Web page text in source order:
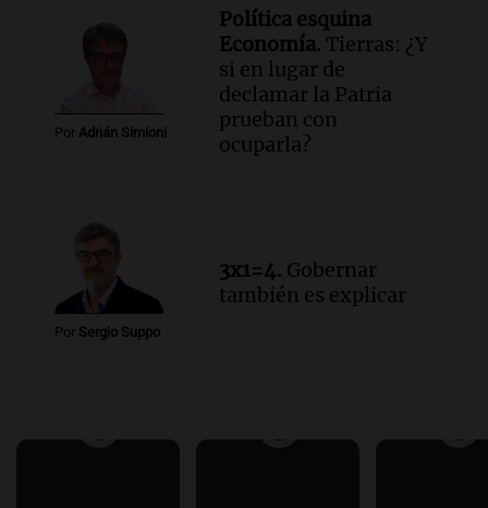
Por Adrián Simioni
Política esquina
Economía. Tierras: ¿Y
si en lugar de
declamar la Patria
prueban con
ocuparla?
Por Sergio Suppo
3x1=4. Gobernar
también es explicar